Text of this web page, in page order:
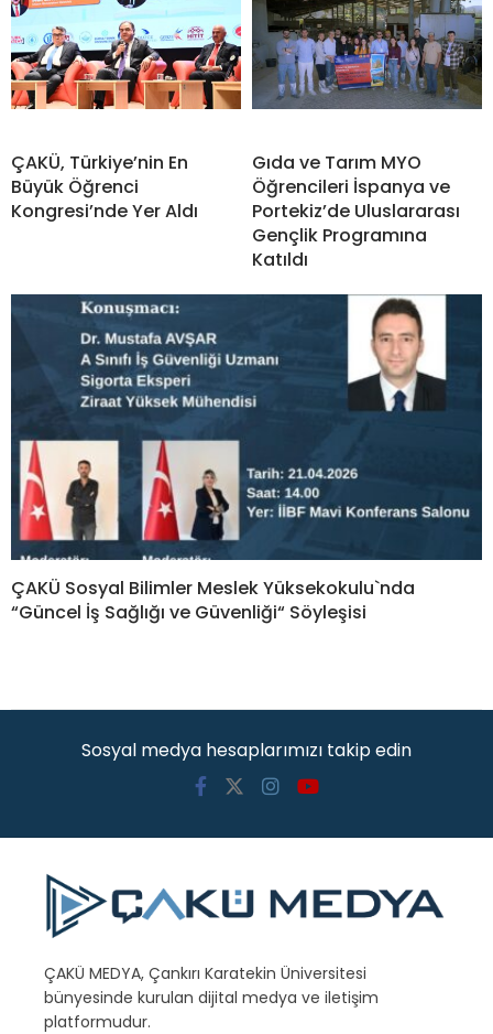
ÇAKÜ, Türkiye’nin En
Büyük Öğrenci
Kongresi’nde Yer Aldı
Gıda ve Tarım MYO
Öğrencileri İspanya ve
Portekiz’de Uluslararası
Gençlik Programına
Katıldı
ÇAKÜ Sosyal Bilimler Meslek Yüksekokulu`nda
“Güncel İş Sağlığı ve Güvenliği“ Söyleşisi
Sosyal medya hesaplarımızı takip edin
ÇAKÜ MEDYA, Çankırı Karatekin Üniversitesi
bünyesinde kurulan dijital medya ve iletişim
platformudur.